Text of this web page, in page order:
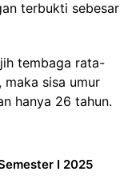
terbukti sebesar
tembaga rata-
sisa umur
hanya 26 tahun.
I 2025